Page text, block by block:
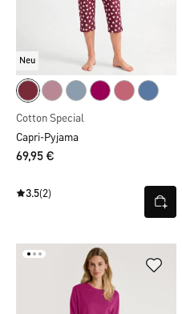
Neu
Cotton Special
Capri-Pyjama
69,95 €
3.5(2)